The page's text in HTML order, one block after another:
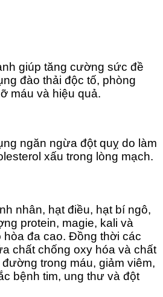
giúp tăng cường sức đề
đào thải độc tố, phòng
máu và hiệu quả.
ngăn ngừa đột quỵ do làm
xấu trong lòng mạch.
nhân, hạt điều, hạt bí ngô,
protein, magie, kali và
hòa đa cao. Đồng thời các
chất chống oxy hóa và chất
trong máu, giảm viêm,
bệnh tim, ung thư và đột